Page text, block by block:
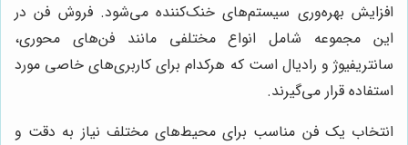
افزایش بهره‌وری سیستم‌های خنک‌کننده می‌شود. فروش فن در
این مجموعه شامل انواع مختلفی مانند فن‌های محوری،
سانتریفیوژ و رادیال است که هرکدام برای کاربری‌های خاصی مورد
استفاده قرار می‌گیرند.
انتخاب یک فن مناسب برای محیط‌های مختلف نیاز به دقت و